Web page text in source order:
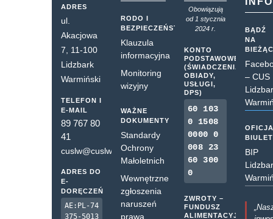
ADRES
ul.
Akacjowa
7, 11-100
Lidzbark
Warmiński
TELEFON I
E-MAIL
89 767 80
41
cuslw@cuslw.pl
ADRES DO
E-
DORĘCZEŃ
AE:PL-74
375-5013
RODO I
BEZPIECZEŃSTWO
Klauzula
informacyjna
Monitoring
wizyjny
WAŻNE
DOKUMENTY
Standardy
Ochrony
Małoletnich
Wewnętrzne
zgłoszenia
naruszeń
prawa
Obowiązują
od 1 stycznia
2024 r.
KONTO
PODSTAWOWE
(ŚWIADCZENIA,
OBIADY,
USŁUGI,
DPS)
60 103
0 1508
0000 0
008 23
60 300
0
ZWROTY –
FUNDUSZ
ALIMENTACYJNY
BĄDŹ
NA
– CUS
BIP